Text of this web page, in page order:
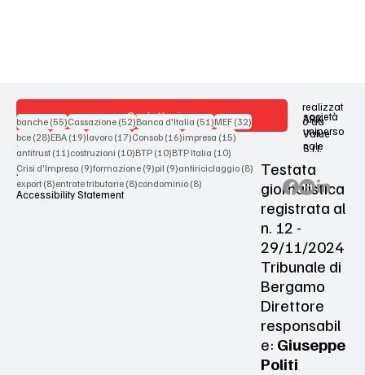
Contattaci
Terms & Conditions
Privacy Policy
Accessibility Statement
realizzat
o da
società
uniperso
nale
ARX
Value
S.r.l.
Testata
giornalistica
registrata al
n. 12 -
29/11/2024
Tribunale di
Bergamo
Direttore
responsabil
e: Giuseppe
Politi
banche (55)55 post
Cassazione (52)52 post
Banca d'Italia (51)51 post
MEF (32)32 post
bce (28)28 post
EBA (19)19 post
lavoro (17)17 post
Consob (16)16 post
impresa (15)15 post
antitrust (11)11 post
costruzioni (10)10 post
BTP (10)10 post
BTP Italia (10)10 post
Crisi d'Impresa (9)9 post
formazione (9)9 post
pil (9)9 post
antiriciclaggio (8)8 post
export (8)8 post
entrate tributarie (8)8 post
condominio (8)8 post